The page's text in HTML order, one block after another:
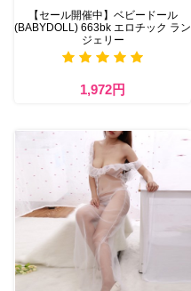
【セール開催中】ベビードール
(BABYDOLL) 663bk エロチック ラン
ジェリー
1,972円